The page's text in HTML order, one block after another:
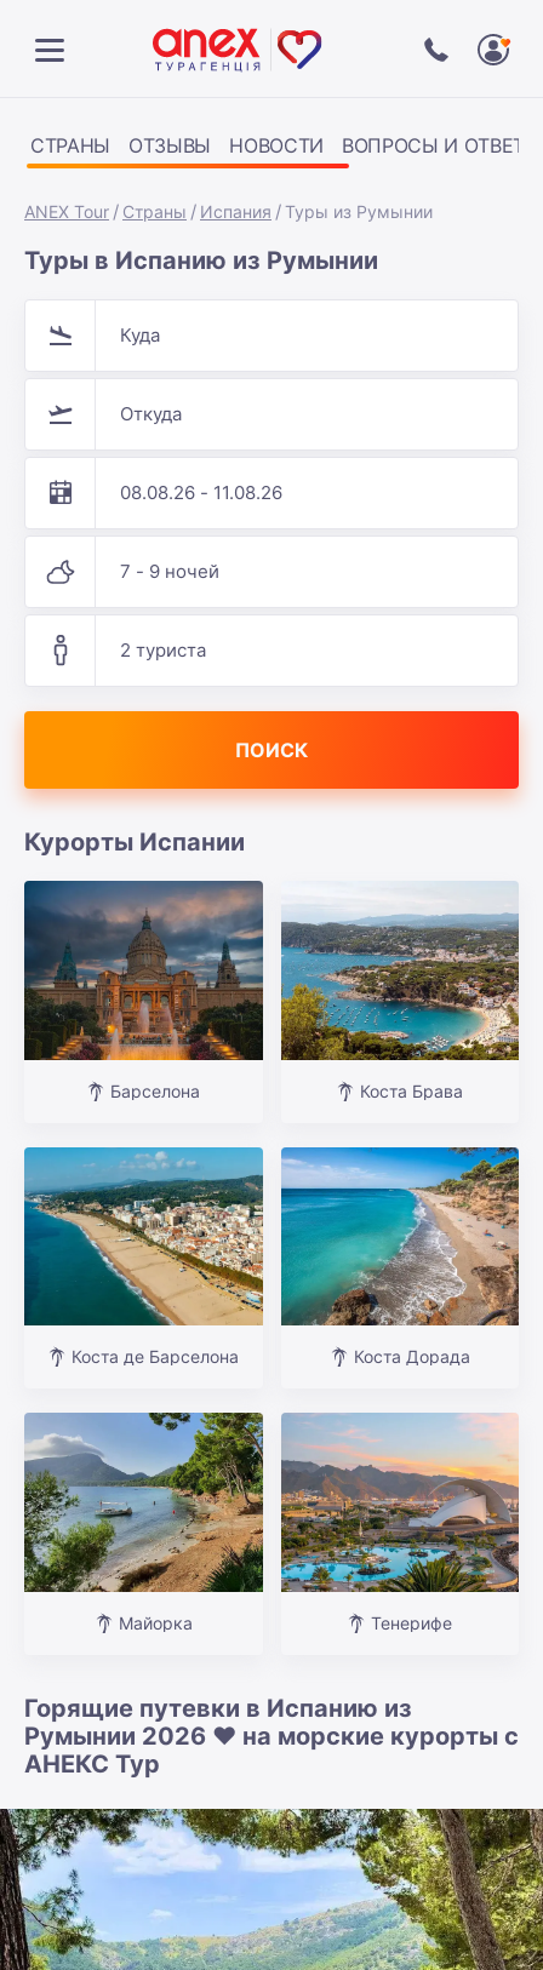
СТРАНЫ ОТЗЫВЫ НОВОСТИ ВОПРОСЫ И ОТВЕТЫ
ANEX Tour Страны Испания Туры из Румынии
Туры в Испанию из Румынии
Куда
Откуда
08.08.26 - 11.08.26
7 - 9 ночей
2 туриста
ПОИСК
Курорты Испании
Барселона Коста Брава
Коста де Барселона Коста Дорада
Майорка Тенерифе
Горящие путевки в Испанию из
Румынии 2026 ❤️ на морские курорты с
АНЕКС Тур